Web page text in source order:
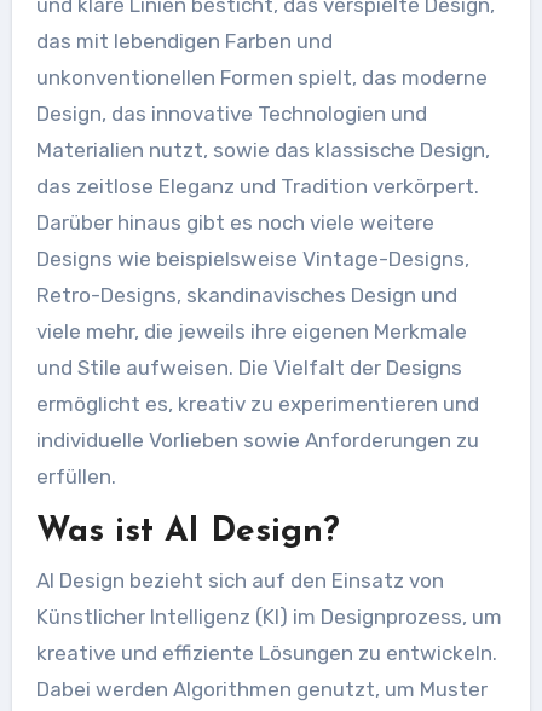
und klare Linien besticht, das verspielte Design,
das mit lebendigen Farben und
unkonventionellen Formen spielt, das moderne
Design, das innovative Technologien und
Materialien nutzt, sowie das klassische Design,
das zeitlose Eleganz und Tradition verkörpert.
Darüber hinaus gibt es noch viele weitere
Designs wie beispielsweise Vintage-Designs,
Retro-Designs, skandinavisches Design und
viele mehr, die jeweils ihre eigenen Merkmale
und Stile aufweisen. Die Vielfalt der Designs
ermöglicht es, kreativ zu experimentieren und
individuelle Vorlieben sowie Anforderungen zu
erfüllen.
Was ist AI Design?
AI Design bezieht sich auf den Einsatz von
Künstlicher Intelligenz (KI) im Designprozess, um
kreative und effiziente Lösungen zu entwickeln.
Dabei werden Algorithmen genutzt, um Muster